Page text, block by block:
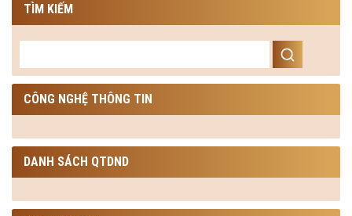
TÌM KIẾM
CÔNG NGHỆ THÔNG TIN
DANH SÁCH QTDND